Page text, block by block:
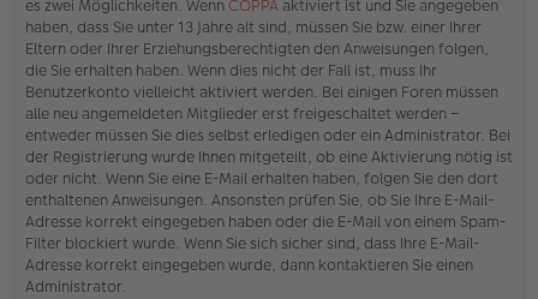
en
es zwei Möglichkeiten. Wenn COPPA aktiviert ist und Sie angegeben
haben, dass Sie unter 13 Jahre alt sind, müssen Sie bzw. einer Ihrer
Eltern oder Ihrer Erziehungsberechtigten den Anweisungen folgen,
die Sie erhalten haben. Wenn dies nicht der Fall ist, muss Ihr
Benutzerkonto vielleicht aktiviert werden. Bei einigen Foren müssen
alle neu angemeldeten Mitglieder erst freigeschaltet werden –
entweder müssen Sie dies selbst erledigen oder ein Administrator. Bei
der Registrierung wurde Ihnen mitgeteilt, ob eine Aktivierung nötig ist
oder nicht. Wenn Sie eine E-Mail erhalten haben, folgen Sie den dort
enthaltenen Anweisungen. Ansonsten prüfen Sie, ob Sie Ihre E-Mail-
Adresse korrekt eingegeben haben oder die E-Mail von einem Spam-
Filter blockiert wurde. Wenn Sie sich sicher sind, dass Ihre E-Mail-
Adresse korrekt eingegeben wurde, dann kontaktieren Sie einen
Administrator.